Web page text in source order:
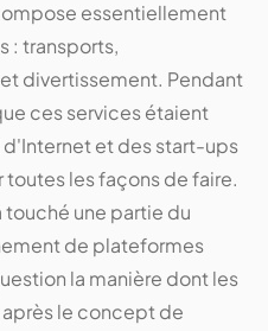
essentiellement
: transports,
divertissement. Pendant
ces services étaient
et des start-ups
les façons de faire.
touché une partie du
de plateformes
la manière dont les
le concept de